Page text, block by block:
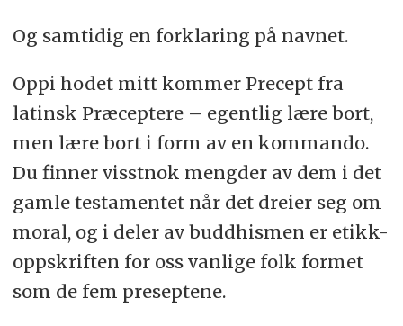
Og samtidig en forklaring på navnet.
Oppi hodet mitt kommer Precept fra
latinsk Præceptere – egentlig lære bort,
men lære bort i form av en kommando.
Du finner visstnok mengder av dem i det
gamle testamentet når det dreier seg om
moral, og i deler av buddhismen er etikk-
oppskriften for oss vanlige folk formet
som de fem preseptene.